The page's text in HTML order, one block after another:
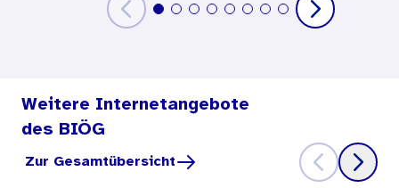
Weitere Internetangebote
des BIÖG
Zur Gesamtübersicht